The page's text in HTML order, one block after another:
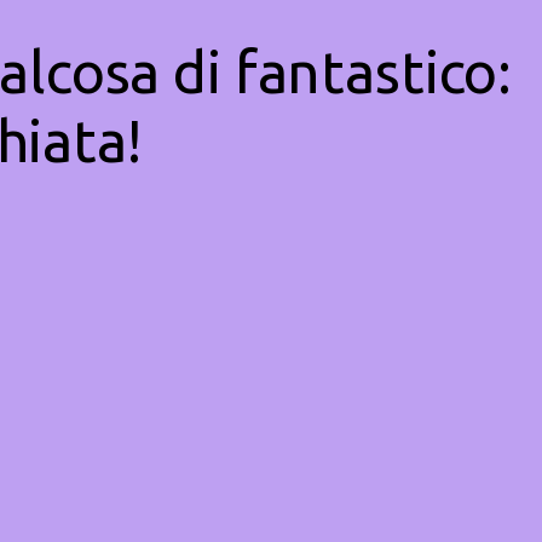
di fantastico: